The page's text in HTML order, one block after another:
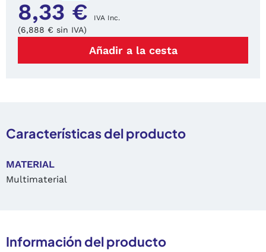
8,33 € IVA Inc.
(6,888 € sin IVA)
Añadir a la cesta
Características del producto
MATERIAL
Multimaterial
Información del producto